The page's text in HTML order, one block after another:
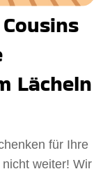
Lächeln
für Ihre
weiter! Wir